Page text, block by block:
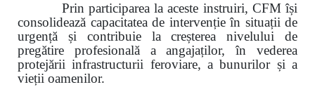
Prin participarea la aceste instruiri, CFM își
consolidează capacitatea de intervenție în situații de
urgență și contribuie la creșterea nivelului de
pregătire profesională a angajaților, în vederea
protejării infrastructurii feroviare, a bunurilor și a
vieții oamenilor.